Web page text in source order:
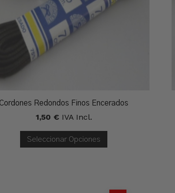
Cordones Redondos Finos Encerados
1,50 € IVA Incl.
Seleccionar Opciones